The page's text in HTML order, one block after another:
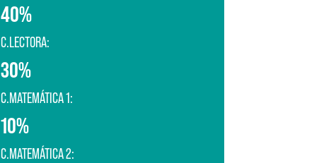
40%
C.LECTORA:
30%
C.MATEMÁTICA 1:
10%
C.MATEMÁTICA 2: